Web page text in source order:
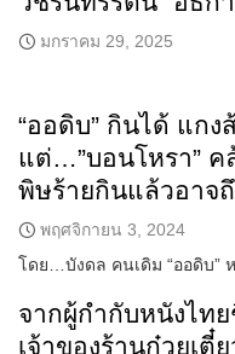
มกราคม 29, 2025
“ออดิบ” กินได้ แกง
แต่…”บอนโหรา” ค
พิษร้ายกินแล้วอาจ
พฤศจิกายน 3, 2024
โดย…บังดล คนเดิม “ออดิบ”
จากผู้กำกับหนังไท
เจ้าของร้านก๋วยเตี๋